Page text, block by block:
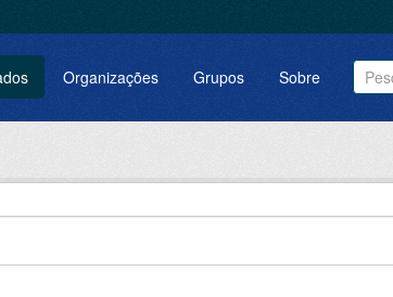
Organizações Grupos Sobre